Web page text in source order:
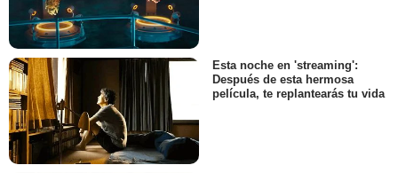
Esta noche en 'streaming':
Después de esta hermosa
película, te replantearás tu vida